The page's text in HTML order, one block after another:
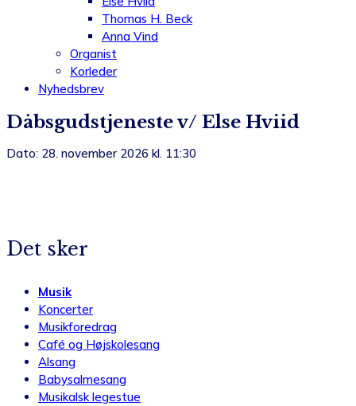
Thomas H. Beck
Anna Vind
Organist
Korleder
Nyhedsbrev
Dåbsgudstjeneste v/ Else Hviid
Dato: 28. november 2026 kl. 11:30
Det sker
Musik
Koncerter
Musikforedrag
Café og Højskolesang
Alsang
Babysalmesang
Musikalsk legestue